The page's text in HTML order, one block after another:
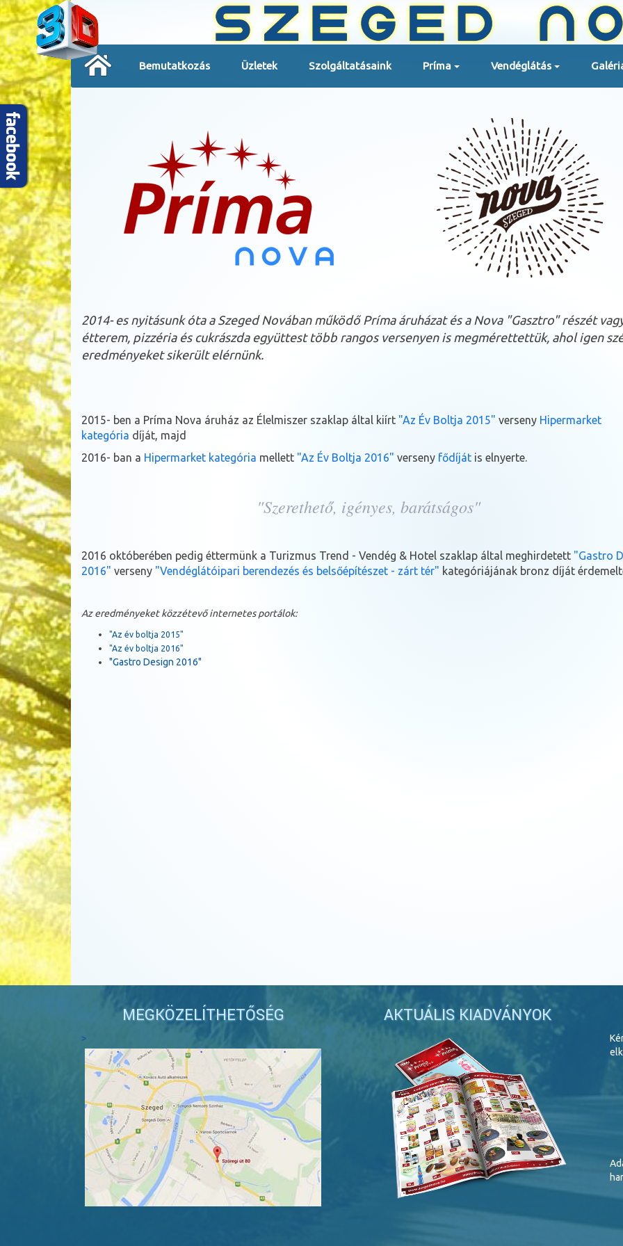
Bemutatkozás Üzletek Szolgáltatásaink Príma Vendéglátás
2014- es nyitásunk óta a Szeged Novában működő Príma áruházat és a Nova "Gasztro" részét
étterem, pizzéria és cukrászda együttest több rangos versenyen is megmérettettük, ahol igen
eredményeket sikerült elérnünk.
2015- ben a Príma Nova áruház az Élelmiszer szaklap által kiírt "Az Év Boltja 2015" verseny Hipermarket
kategória díját, majd
2016- ban a Hipermarket kategória mellett "Az Év Boltja 2016" verseny fődíját is elnyerte.
"Szerethető, igényes, barátságos"
2016 októberében pedig éttermünk a Turizmus Trend - Vendég & Hotel szaklap által meghirdetett "Gastro
2016" verseny "Vendéglátóipari berendezés és belsőépítészet - zárt tér" kategóriájának bronz díját
Az eredményeket közzétevő internetes portálok:
"Az év boltja 2015"
"Az év boltja 2016"
"Gastro Design 2016"
MEGKÖZELÍTHETŐSÉG
>
AKTUÁLIS KIADVÁNYOK